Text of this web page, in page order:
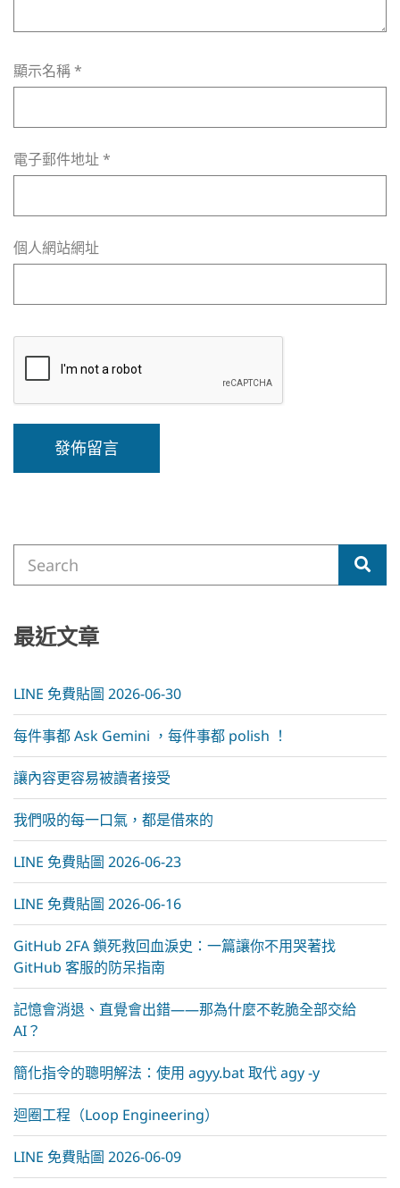
顯示名稱*
電子郵件地址 *
個人網站網址
a
v
for:
最近文章
LINE 免費貼圖 2026-06-30
每件事都 Ask Gemini ，每件事都 polish ！
讓內容更容易被讀者接受
我們吸的每一口氣，都是借來的
LINE 免費貼圖 2026-06-23
LINE 免費貼圖 2026-06-16
GitHub 2FA 鎖死救回血淚史：一篇讓你不用哭著找
GitHub 客服的防呆指南
記憶會消退、直覺會出錯——那為什麼不乾脆全部交給
AI？
簡化指令的聰明解法：使用 agyy.bat 取代 agy -y
迴圈工程（Loop Engineering）
LINE 免費貼圖 2026-06-09